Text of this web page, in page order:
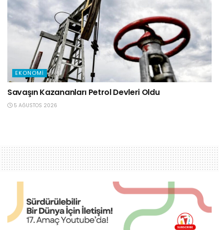
EKONOMI
Savaşın Kazananları Petrol Devleri Oldu
5 AĞUSTOS 2026